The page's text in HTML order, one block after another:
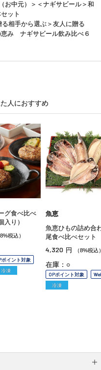
お中元）
＞＜ナギサビール＞和
ット
る相手から選ぶ ＞ 友人に贈る
恵み ナギサビール飲み比べ６
人におすすめ
グ食べ比べ
入り）
8%税込）
ポイント対象
冷凍
魚恵
魚恵ひもの詰め合
尾食べ比べセット
4,320 円 （8%税込
在庫：○
OPポイント対象
冷凍